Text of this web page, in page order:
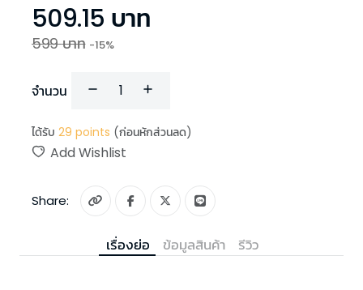
509.15 บาท
599บาท -15%
จำนวน
ได้รับ 29 points (ก่อนหักส่วนลด)
Add Wishlist
Share:
เรื่องย่อ ข้อมูลสินค้า รีวิว